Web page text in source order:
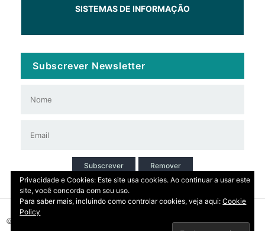
SISTEMAS DE INFORMAÇÃO
Subscrever Newsletter
Subscrever Remover
© 2026 Copyright: DIRT | CCDR Alentejo, I.P.
Privacidade e Cookies: Este site usa cookies. Ao continuar a usar este
site, você concorda com seu uso.
Para saber mais, incluindo como controlar cookies, veja aqui:Cookie
Policy